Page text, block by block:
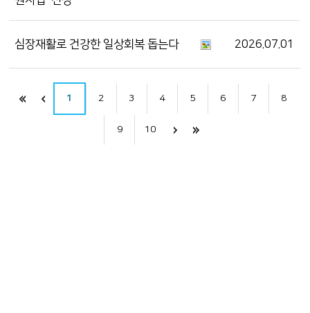
심장재활로 건강한 일상회복 돕는다 2026.07.01
1 2 3 4 5 6 7 8
9 10